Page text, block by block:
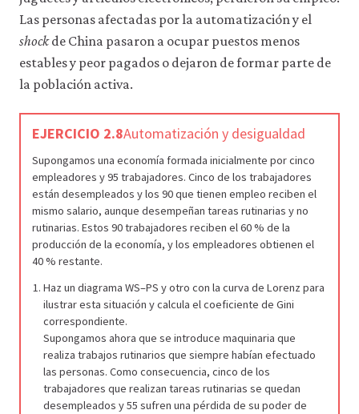
Las personas afectadas por la automatización y el
shockde China pasaron a ocupar puestos menos
estables y peor pagados o dejaron de formar parte de
la población activa.
EJERCICIO 2.8Automatización y desigualdad
Supongamos una economía formada inicialmente por cinco
empleadores y 95 trabajadores. Cinco de los trabajadores
están desempleados y los 90 que tienen empleo reciben el
mismo salario, aunque desempeñan tareas rutinarias y no
rutinarias. Estos 90 trabajadores reciben el 60 % de la
producción de la economía, y los empleadores obtienen el
40 % restante.
Haz un diagrama WS–PS y otro con la curva de Lorenz para
ilustrar esta situación y calcula el coeficiente de Gini
correspondiente.
Supongamos ahora que se introduce maquinaria que
realiza trabajos rutinarios que siempre habían efectuado
las personas. Como consecuencia, cinco de los
trabajadores que realizan tareas rutinarias se quedan
desempleados y 55 sufren una pérdida de su poder de